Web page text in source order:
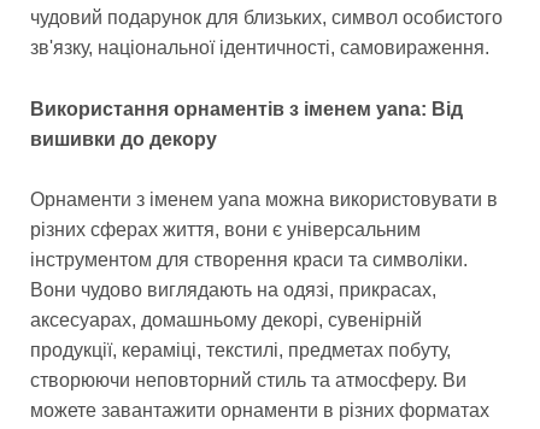
чудовий подарунок для близьких, символ особистого
зв'язку, національної ідентичності, самовираження.
Використання орнаментів з іменем yana: Від
вишивки до декору
Орнаменти з іменем yana можна використовувати в
різних сферах життя, вони є універсальним
інструментом для створення краси та символіки.
Вони чудово виглядають на одязі, прикрасах,
аксесуарах, домашньому декорі, сувенірній
продукції, кераміці, текстилі, предметах побуту,
створюючи неповторний стиль та атмосферу. Ви
можете завантажити орнаменти в різних форматах